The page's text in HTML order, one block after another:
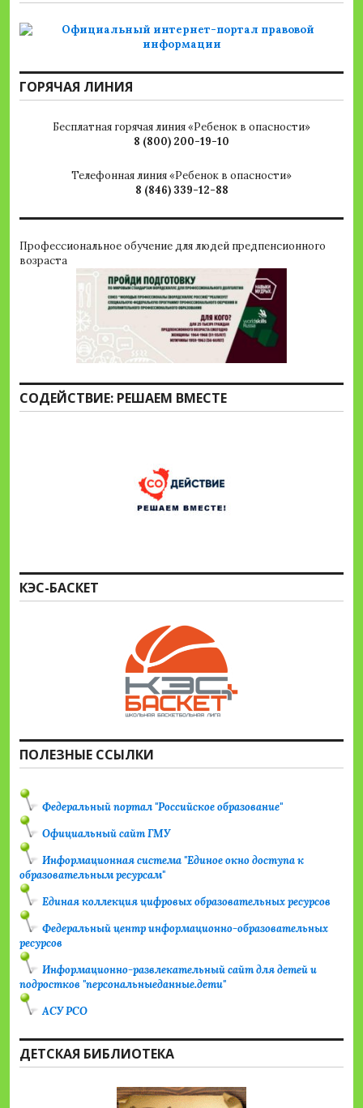
ГОРЯЧАЯ ЛИНИЯ
Бесплатная горячая линия «Ребенок в опасности»
8 (800) 200-19-10
Телефонная линия «Ребенок в опасности»
8 (846) 339-12-88
Профессиональное обучение для людей предпенсионного
возраста
СОДЕЙСТВИЕ: РЕШАЕМ ВМЕСТЕ
КЭС-БАСКЕТ
ПОЛЕЗНЫЕ ССЫЛКИ
Федеральный портал "Российское образование"
Официальный сайт ГМУ
Информационная система "Единое окно доступа к
образовательным ресурсам"
Единая коллекция цифровых образовательных ресурсов
Федеральный центр информационно-образовательных
ресурсов
Информационно-развлекательный сайт для детей и
подростков "персональныеданные.дети"
АСУ РСО
ДЕТСКАЯ БИБЛИОТЕКА